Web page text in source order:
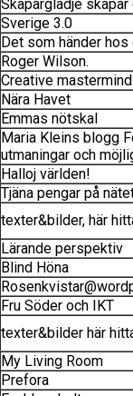
Skaparglädje skapar
Sverige 3.0
Det som händer
Roger Wilson.
Creative mastermind
Nära Havet
Emmas nötskal
Maria Kleins blogg
utmaningar och
Halloj världen!
Tjäna pengar på
texter&bilder, här
Lärande perspektiv
Blind Höna
Fru Söder och IKT
texter&bilder här
My Living Room
Prefora